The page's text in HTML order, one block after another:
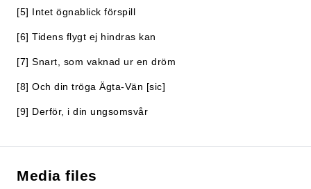
[5] Intet ögnablick förspill
[6] Tidens flygt ej hindras kan
[7] Snart, som vaknad ur en dröm
[8] Och din tröga Ägta-Vän [sic]
[9] Derför, i din ungsomsvår
Media files